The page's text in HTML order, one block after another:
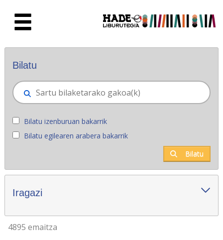
Eskuratu berriak - Liburutegia
Bilatu
Bilatu izenburuan bakarrik
Bilatu egilearen arabera bakarrik
Bilatu
Iragazi
4895 emaitza